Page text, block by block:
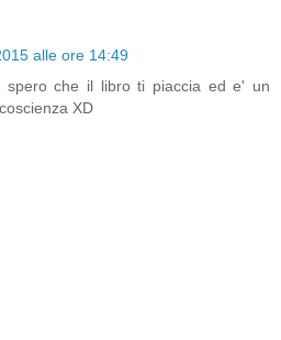
alle ore 14:49
spero che il libro ti piaccia ed e' un
XD